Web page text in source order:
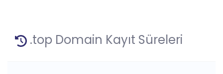
.top Domain Kayıt Süreleri